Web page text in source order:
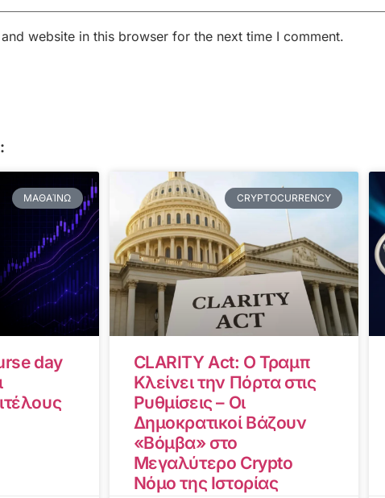
website in this browser for the next time I comment.
ΜΑΘΑΊΝΩ
day
CRYPTOCURRENCY
CLARITY Act: Ο Τραμπ
Κλείνει την Πόρτα στις
Ρυθμίσεις – Οι
Δημοκρατικοί Βάζουν
«Βόμβα» στο
Μεγαλύτερο Crypto
Νόμο της Ιστορίας